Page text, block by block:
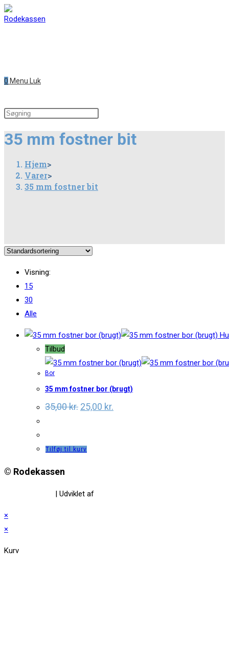
Skip
to
0 Menu Luk
Search
website
35 mm fostner bit
Hjem>
Varer>
35 mm fostner bit
Visning:
15
30
Alle
Tilbud
Bor
35 mm fostner bor (brugt)
35,00kr. Original
price
25,00 kr.
price
Tilføj til kurv
© Rodekassen
| Udviklet af
×
×
Kurv